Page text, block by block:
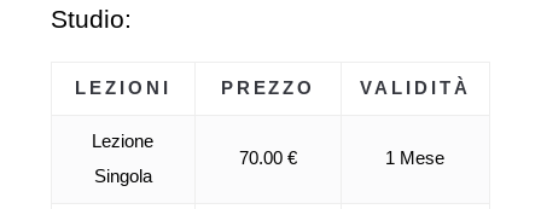
Studio:
LEZIONI PREZZO VALIDITÀ
Lezione
Singola
70.00 € 1 Mese